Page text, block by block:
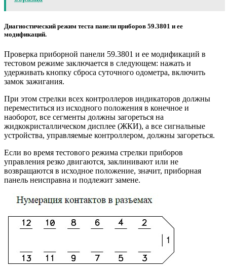
Диагностический режим теста панели приборов 59.3801 и ее
модификаций.
Проверка приборной панели 59.3801 и ее модификаций в
тестовом режиме заключается в следующем: нажать и
удерживать кнопку сброса суточного одометра, включить
замок зажигания.
При этом стрелки всех контроллеров индикаторов должны
переместиться из исходного положения в конечное и
наоборот, все сегменты должны загореться на
жидкокристаллическом дисплее (ЖКИ), а все сигнальные
устройства, управляемые контроллером, должны загореться.
Если во время тестового режима стрелки приборов
управления резко двигаются, заклинивают или не
возвращаются в исходное положение, значит, приборная
панель неисправна и подлежит замене.